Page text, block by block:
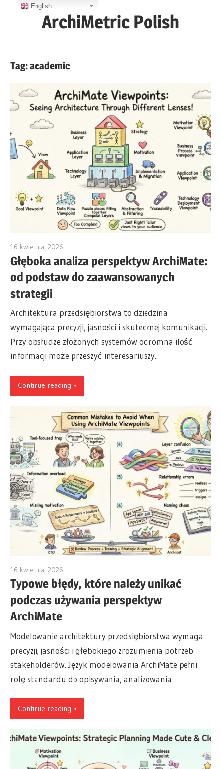
ArchiMetric Polish
Ops,
Agile
and
Tag:academic
16 kwietnia, 2026
Głęboka analiza perspektyw ArchiMate:
od podstaw do zaawansowanych
strategii
Architektura przedsiębiorstwa to dziedzina
wymagająca precyzji, jasności i skutecznej komunikacji.
Przy obsłudze złożonych systemów ogromna ilość
informacji może przeszyć interesariuszy.
Continue reading
16 kwietnia, 2026
Typowe błędy, które należy unikać
podczas używania perspektyw
ArchiMate
Modelowanie architektury przedsiębiorstwa wymaga
precyzji, jasności i głębokiego zrozumienia potrzeb
stakeholderów. Język modelowania ArchiMate pełni
rolę standardu do opisywania, analizowania
Continue reading
English